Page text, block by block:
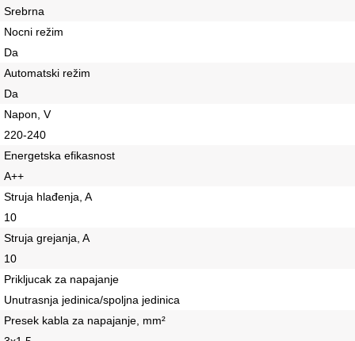
Srebrna
Nocni režim
Da
Automatski režim
Da
Napon, V
220-240
Energetska efikasnost
A++
Struja hlađenja, A
10
Struja grejanja, A
10
Prikljucak za napajanje
Unutrasnja jedinica/spoljna jedinica
Presek kabla za napajanje, mm²